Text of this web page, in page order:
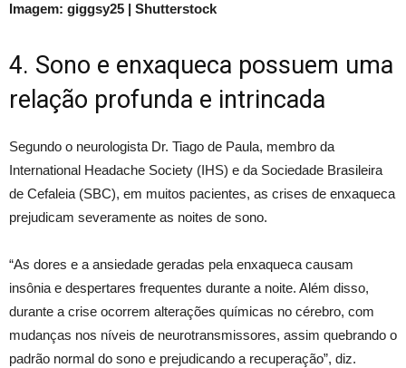
Imagem: giggsy25 | Shutterstock
4. Sono e enxaqueca possuem uma
relação profunda e intrincada
Segundo o neurologista Dr. Tiago de Paula, membro da
International Headache Society (IHS) e da Sociedade Brasileira
de Cefaleia (SBC), em muitos pacientes, as crises de enxaqueca
prejudicam severamente as noites de sono.
“As dores e a ansiedade geradas pela enxaqueca causam
insônia e despertares frequentes durante a noite. Além disso,
durante a crise ocorrem alterações químicas no cérebro, com
mudanças nos níveis de neurotransmissores, assim quebrando o
padrão normal do sono e prejudicando a recuperação”, diz.